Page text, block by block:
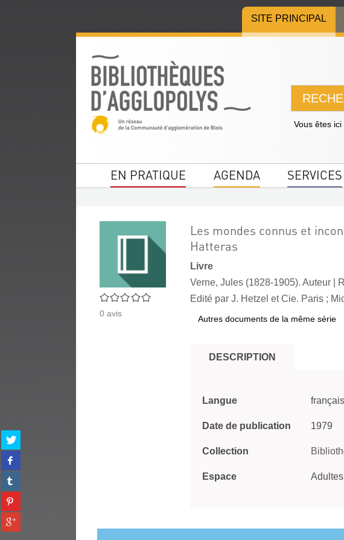
menu
contenu
la
SITE PRINCIPAL
Vous êtes ici
EN PRATIQUE AGENDA SERVICES
Partager
sur
twitter
(Nouvelle
fenêtre)
Partager
sur
facebook
(Nouvelle
fenêtre)
Partager
sur
tumblr
(Nouvelle
fenêtre)
Partager
sur
pinterest
(Nouvelle
Partager
sur
0/5
0 avis
Les mondes connus et
Hatteras
Livre
Verne, Jules (1828-1905). Auteur
Edité par J. Hetzel et Cie. Paris ;
Autres documents de la même série
DESCRIPTION
Langue français
Date de publication 1979
Collection
Espace Adultes